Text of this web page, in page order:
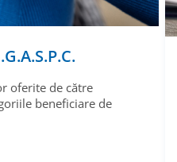
oferite de către
beneficiare de